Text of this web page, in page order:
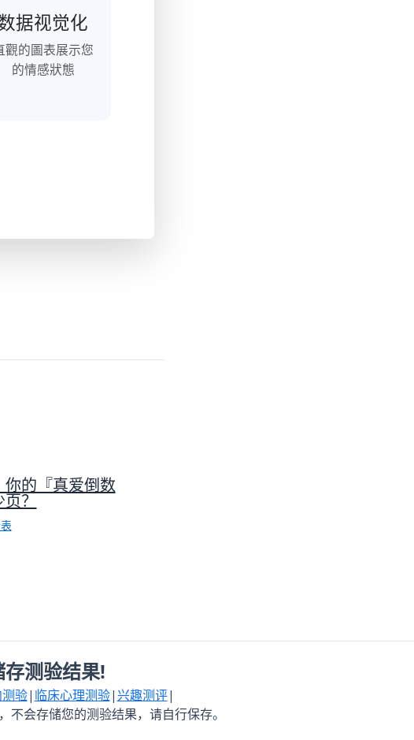
据视觉化
觀的圖表展示您
的情感狀態
的『真爱倒数
页？
测验结果!
验| 临床心理测验|兴趣测评|
会存储您的测验结果，请自行保存。